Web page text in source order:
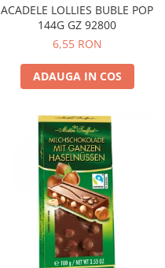
ACADELE LOLLIES BUBLE POP
144G GZ 92800
6,55 RON
ADAUGA IN COS